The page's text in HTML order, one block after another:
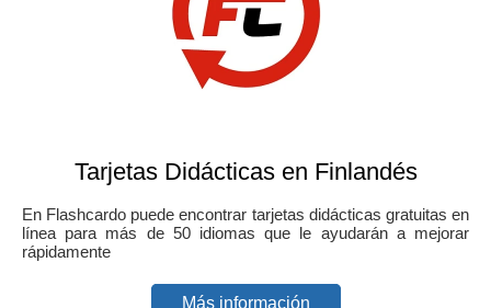
Tarjetas Didácticas en Finlandés
En Flashcardo puede encontrar tarjetas didácticas gratuitas en
línea para más de 50 idiomas que le ayudarán a mejorar
rápidamente
Más información